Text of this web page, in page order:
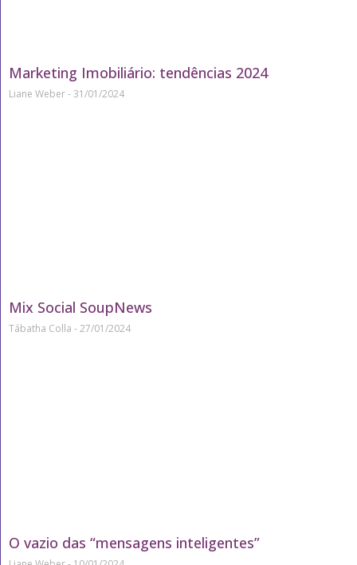
Marketing Imobiliário: tendências 2024
Liane Weber 31/01/2024
Mix Social SoupNews
Tábatha Colla 27/01/2024
O vazio das “mensagens inteligentes”